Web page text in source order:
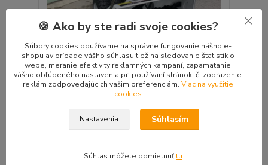
Snehová fréza LUMAG SFR110PRO
2 040,65 €bez DPH do 5 dní 2 ks
🍪 Ako by ste radi svoje cookies?
Súbory cookies používame na správne fungovanie nášho e-
shopu av prípade vášho súhlasu tiež na sledovanie štatistík o
webe, meranie efektivity reklamných kampaní, zapamätanie
vášho obľúbeného nastavenia pri používaní stránok, či zobrazenie
reklám zodpovedajúcich vašim preferenciám. Viac na využitie
cookies
Nastavenia Súhlasím
Súhlas môžete odmietnuťtu.